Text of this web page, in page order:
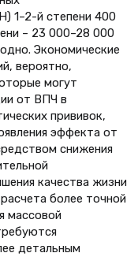
1–2-й степени 400
– 23 000–28 000
Экономические
вероятно,
могут
от ВПЧ в
прививок,
эффекта от
снижения
качества жизни
более точной
массовой
детальным